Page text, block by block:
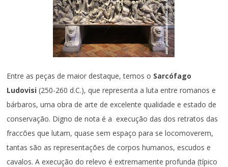
Entre as peças de maior destaque, temos o Sarcófago
Ludovisi (250-260 d.C.), que representa a luta entre romanos e
bárbaros, uma obra de arte de excelente qualidade e estado de
conservação. Digno de nota é a execução das dos retratos das
fraccões que lutam, quase sem espaço para se locomoverem,
tantas são as representações de corpos humanos, escudos e
cavalos. A execução do relevo é extremamente profunda (típico